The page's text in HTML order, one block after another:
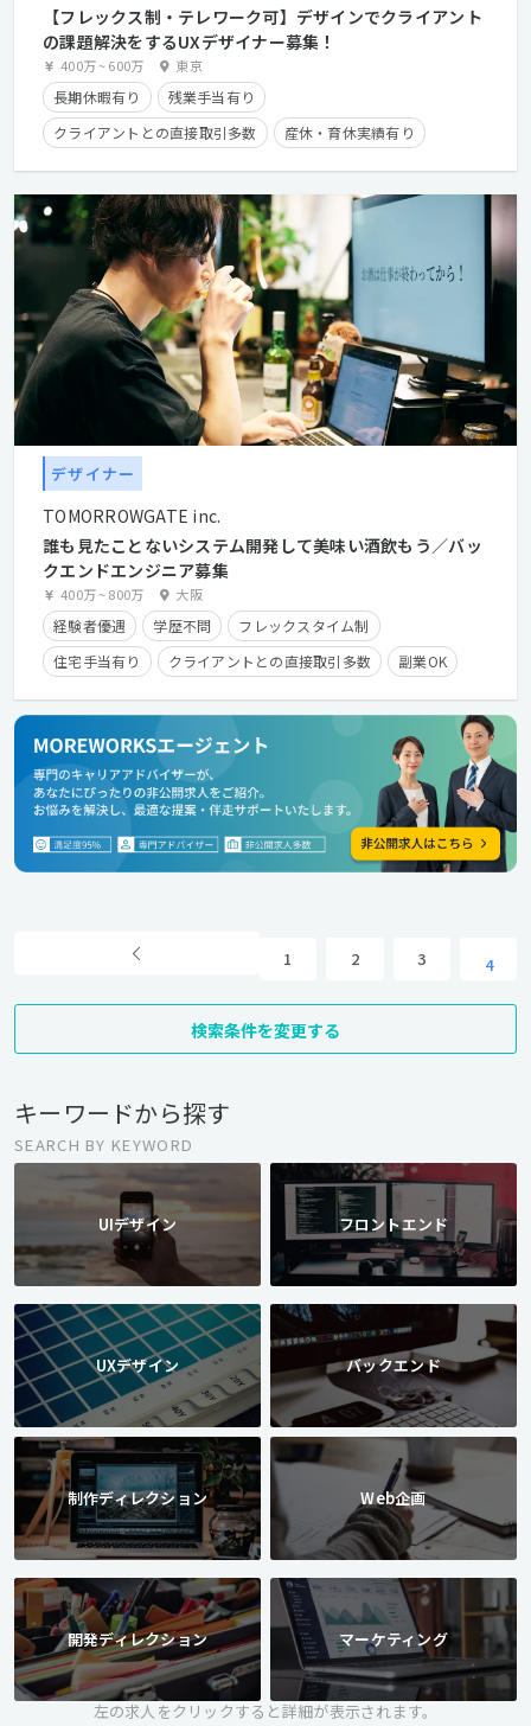
【フレックス制・テレワーク可】デザインでクライアント
の課題解決をするUXデザイナー募集！
400万~600万 東京
長期休暇有り
残業手当有り
クライアントとの直接取引多数
産休・育休実績有り
時短勤務有り
在宅勤務可
フレックスタイム制
学歴不問
経験者優遇
デザイナー
TOMORROWGATE inc.
誰も見たことないシステム開発して美味い酒飲もう／バッ
クエンドエンジニア募集
400万~800万 大阪
経験者優遇 学歴不問
フレックスタイム制
住宅手当有り
クライアントとの直接取引多数 副業OK
1 2 3 4
検索条件を変更する
キーワードから探す
SEARCH BY KEYWORD
UIデザイン
UXデザイン
フロントエンド
バックエンド
制作ディレクション
開発ディレクション
Web企画
マーケティング
左の求人をクリックすると詳細が表示されます。